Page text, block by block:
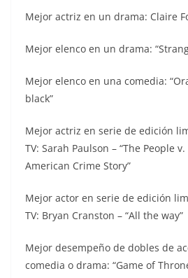
Mejor actriz en un drama: Claire
Mejor elenco en un drama:
Mejor elenco en una comedia:
black”
Mejor actriz en serie de edición
TV: Sarah Paulson – “The People
American Crime Story”
Mejor actor en serie de edición
TV: Bryan Cranston – “All the way”
Mejor desempeño de dobles de
comedia o drama: “Game of